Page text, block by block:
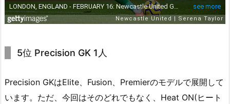
5位 Precision GK 1人
Precision GKはElite、Fusion、Premierのモデルで展開して
います。ただ、今回はそのどれでもなく、Heat ON(ヒート